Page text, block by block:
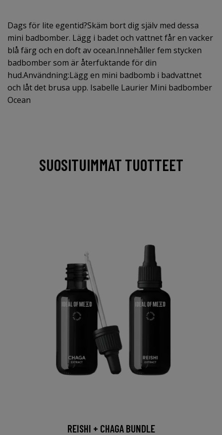
Dags för lite egentid?Skäm bort dig själv med dessa
mini badbomber. Lägg i badet och vattnet får en vacker
blå färg och en doft av ocean.Innehåller fem stycken
badbomber som är återfuktande för din
hud.Användning:Lägg en mini badbomb i badvattnet
och låt det brusa upp. Isabelle Laurier Mini badbomber
Ocean
SUOSITUIMMAT TUOTTEET
REISHI + CHAGA BUNDLE